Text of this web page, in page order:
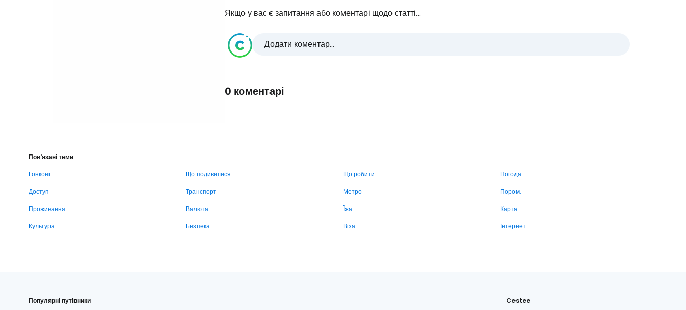
Якщо у вас є запитання або коментарі щодо статті...
Додати коментар...
0 коментарі
Пов'язані теми
Гонконг
Що подивитися Що робити
Погода
Доступ
Транспорт Метро
Пором.
Проживання
Валюта Їжа
Карта
Культура
Безпека Віза Інтернет
Популярні путівники Cestee